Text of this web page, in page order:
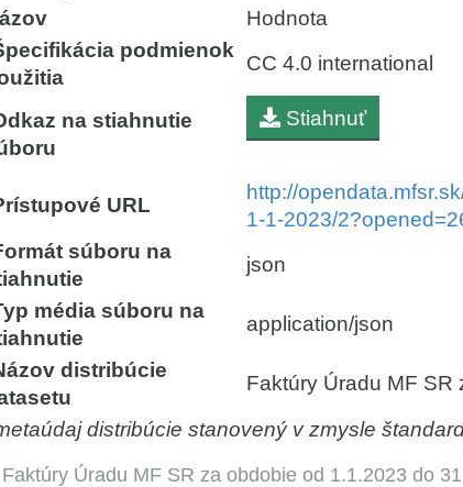
Hodnota
podmienok
CC 4.0 international
na stiahnutie
Stiahnuť
URL
http://
1-1-2023/
súboru na
json
média súboru na
application/json
distribúcie
Faktúry Úradu MF SR
distribúcie stanovený v zmysle
Úradu MF SR za obdobie od 1.1.2023 do